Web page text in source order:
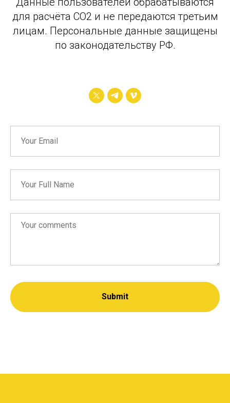
для расчёта CO2 и не передаются третьим
лицам. Персональные данные защищены
по законодательству РФ.
Submit